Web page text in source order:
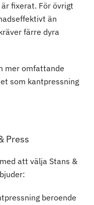
fixerat. För övrigt
än
färre dyra
mer omfattande
som kantpressning
Press
att välja Stans &
beroende